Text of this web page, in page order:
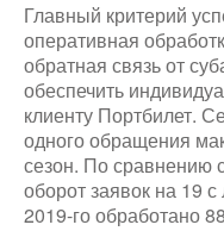
Главный критерий
оперативная
обратная связь от
обеспечить
клиенту Портбилет.
одного обращения
сезон. По сравнению
оборот заявок на 19
2019-го обработано